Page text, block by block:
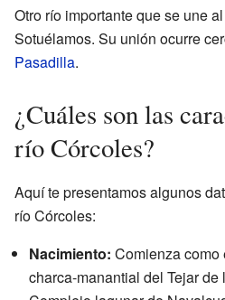
Otro río importante que se une
Sotuélamos. Su unión ocurre
Pasadilla.
¿Cuáles son las
río Córcoles?
Aquí te presentamos algunos
río Córcoles:
Nacimiento: Comienza
charca-manantial del Tejar de